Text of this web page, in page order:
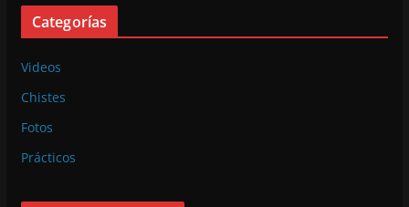
Categorías
Videos
Chistes
Fotos
Prácticos